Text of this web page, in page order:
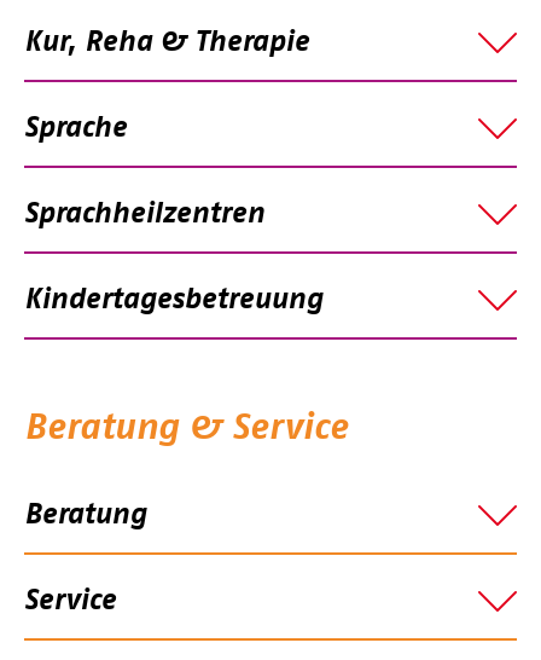
Kur, Reha & Therapie
Sprache
Sprachheilzentren
Kindertagesbetreuung
Beratung & Service
Beratung
Service